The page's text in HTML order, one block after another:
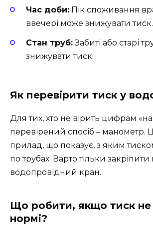
Час доби: Пік споживання
ввечері може знижувати тиск.
Стан труб:Забиті або старі
знижувати тиск.
Як перевірити тиск у
Для тих, хто не вірить цифрам «на
перевірений спосіб – манометр.
прилад, що показує, з яким
по трубах. Варто тільки закріпити
водопровідний кран.
Що робити, якщо тиск не
нормі?